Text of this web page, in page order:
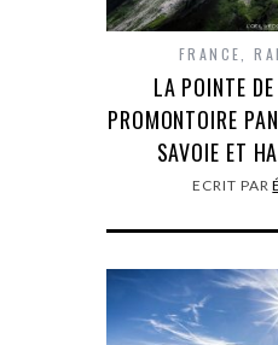
FRANCE ,
LA POINTE
PROMONTOIRE
SAVOIE ET
ECRIT PAR